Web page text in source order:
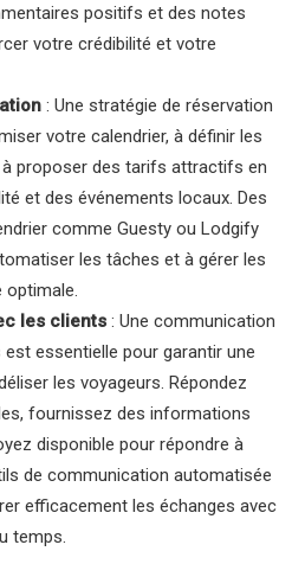
positifs et des notes
votre crédibilité et votre
: Une stratégie de réservation
votre calendrier, à définir les
proposer des tarifs attractifs en
et des événements locaux. Des
comme Guesty ou Lodgify
les tâches et à gérer les
optimale.
les clients : Une communication
essentielle pour garantir une
les voyageurs. Répondez
fournissez des informations
disponible pour répondre à
de communication automatisée
efficacement les échanges avec
temps.